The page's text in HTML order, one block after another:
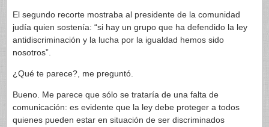
El segundo recorte mostraba al presidente de la comunidad
judía quien sostenía: “si hay un grupo que ha defendido la ley
antidiscriminación y la lucha por la igualdad hemos sido
nosotros”.
¿Qué te parece?, me preguntó.
Bueno. Me parece que sólo se trataría de una falta de
comunicación: es evidente que la ley debe proteger a todos
quienes pueden estar en situación de ser discriminados